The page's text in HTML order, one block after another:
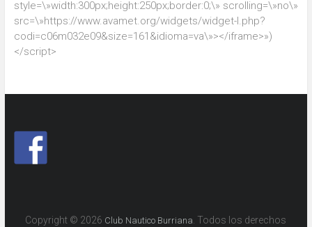
style=\»width:300px;height:250px;border:0;\» scrolling=\»no\»
src=\»https://www.avamet.org/widgets/widget-l.php?
codi=c06m032e09&size=161&idioma=va\»></iframe>»)
</script>
Copyright © 2026 Club Nautico Burriana . Todos los derechos